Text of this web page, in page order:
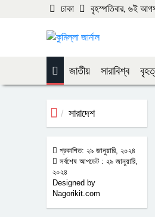
ঢাকা বৃহস্পতিবার, ৬ই
জাতীয় সারাবিশ্ব
সারাদেশ
প্রকাশিত: ২৯ জানুয়ারি, ২০২৪
সর্বশেষ আপডেট : ২৯ জানুয়ারি,
২০২৪
Designed by
Nagorikit.com